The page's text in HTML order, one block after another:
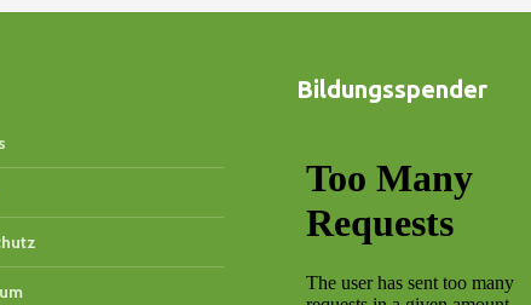
Bildungsspender